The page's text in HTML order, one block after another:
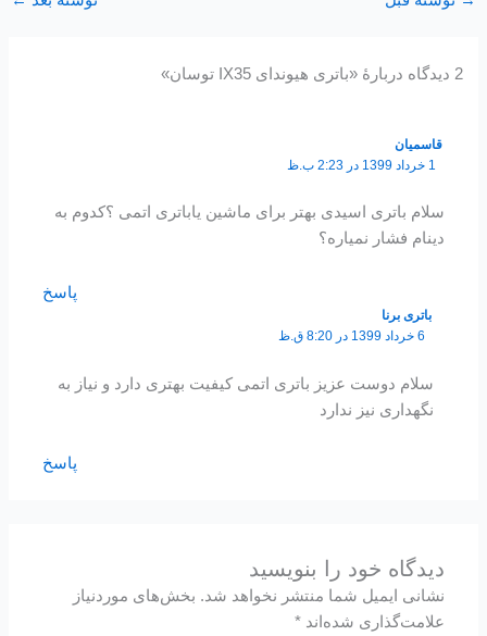
2 دیدگاه دربارهٔ «باتری هیوندای IX35 توسان»
قاسمیان
1 خرداد 1399 در 2:23 ب.ظ
سلام باتری اسیدی بهتر برای ماشین یاباتری اتمی ؟کدوم به
دینام فشار نمیاره؟
پاسخ
باتری برنا
6 خرداد 1399 در 8:20 ق.ظ
سلام دوست عزیز باتری اتمی کیفیت بهتری دارد و نیاز به
نگهداری نیز ندارد
پاسخ
دیدگاه‌ خود را بنویسید
نشانی ایمیل شما منتشر نخواهد شد. بخش‌های موردنیاز
علامت‌گذاری شده‌اند*